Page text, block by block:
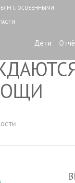
С ОСОБЕННЫМИ
Дети